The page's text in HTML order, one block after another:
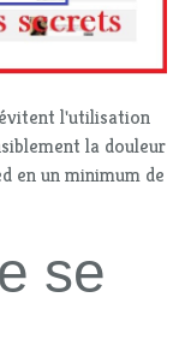
l'utilisation
la douleur
en un minimum de
se